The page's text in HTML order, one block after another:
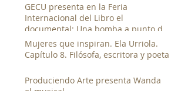
GECU presenta en la Feria
Internacional del Libro el
documental: Una bomba a punto de
estallar de Luis Franco.
Mujeres que inspiran. Ela Urriola.
Capítulo 8. Filósofa, escritora y poeta
Produciendo Arte presenta Wanda